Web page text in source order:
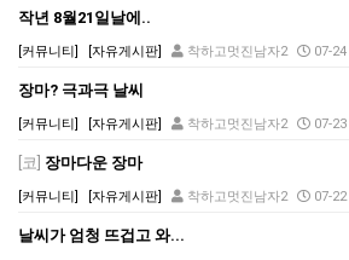
작년 8월21일날에..
[커뮤니티] [자유게시판] 착하고멋진남자2 07-24
장마? 극과극 날씨
[커뮤니티] [자유게시판] 착하고멋진남자2 07-23
[코] 장마다운 장마
[커뮤니티] [자유게시판] 착하고멋진남자2 07-22
날씨가 엄청 뜨겁고 와...